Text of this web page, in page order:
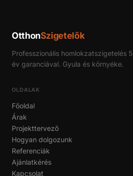
OtthonSzigetelők
Professzionális homlokzatszigetelés 5
év garanciával. Gyula és környéke.
OLDALAK
Főoldal
Árak
Projekttervező
Hogyan dolgozunk
Referenciák
Ajánlatkérés
Kapcsolat